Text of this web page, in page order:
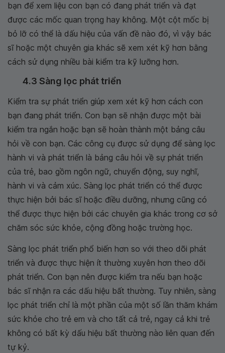
bạn để xem liệu con bạn có đang phát triển và đạt
được các mốc quan trọng hay không. Một cột mốc bị
bỏ lỡ có thể là dấu hiệu của vấn đề nào đó, vì vậy bác
sĩ hoặc một chuyên gia khác sẽ xem xét kỹ hơn bằng
cách sử dụng nhiều bài kiểm tra kỹ lưỡng hơn.
4.3 Sàng lọc phát triển
Kiểm tra sự phát triển giúp xem xét kỹ hơn cách con
bạn đang phát triển. Con bạn sẽ nhận được một bài
kiểm tra ngắn hoặc bạn sẽ hoàn thành một bảng câu
hỏi về con bạn. Các công cụ được sử dụng để sàng lọc
hành vi và phát triển là bảng câu hỏi về sự phát triển
của trẻ, bao gồm ngôn ngữ, chuyển động, suy nghĩ,
hành vi và cảm xúc. Sàng lọc phát triển có thể được
thực hiện bởi bác sĩ hoặc điều dưỡng, nhưng cũng có
thể được thực hiện bởi các chuyên gia khác trong cơ sở
chăm sóc sức khỏe, cộng đồng hoặc trường học.
Sàng lọc phát triển phổ biến hơn so với theo dõi phát
triển và được thực hiện ít thường xuyên hơn theo dõi
phát triển. Con bạn nên được kiểm tra nếu bạn hoặc
bác sĩ nhận ra các dấu hiệu bất thường. Tuy nhiên, sàng
lọc phát triển chỉ là một phần của một số lần thăm khám
sức khỏe cho trẻ em và cho tất cả trẻ, ngay cả khi trẻ
không có bất kỳ dấu hiệu bất thường nào liên quan đến
tự kỷ.